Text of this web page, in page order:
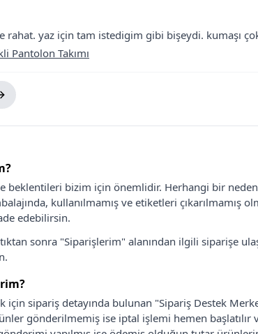
ve rahat. yaz için tam istedigim gibi bişeydi. kumaşı
Pantolon Takımı
beklentileri bizim için önemlidir. Herhangi bir
kullanılmamış ve etiketleri çıkarılmamış
edebilirsin.
sonra "Siparişlerim" alanından ilgili siparişe
için sipariş detayında bulunan "Sipariş Destek
gönderilmemiş ise iptal işlemi hemen